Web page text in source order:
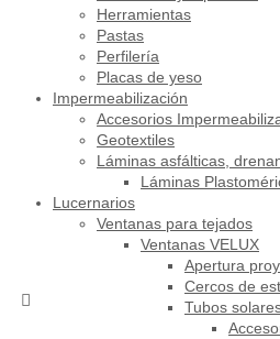
Herramientas
Pastas
Perfilería
Placas de yeso
Impermeabilización
Accesorios
Geotextiles
Láminas asfálticas,
Láminas
Lucernarios
Ventanas para tejados
Ventanas VELUX
Apertura
Cercos de
Tubos